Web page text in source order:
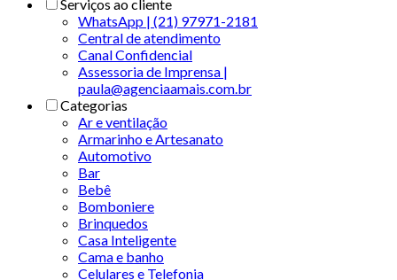
Serviços ao cliente
WhatsApp | (21) 97971-2181
Central de atendimento
Canal Confidencial
Assessoria de Imprensa |
paula@agenciaamais.com.br
Categorias
Ar e ventilação
Armarinho e Artesanato
Automotivo
Bar
Bebê
Bomboniere
Brinquedos
Casa Inteligente
Cama e banho
Celulares e Telefonia